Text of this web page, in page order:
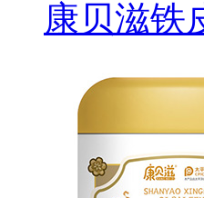
康贝滋铁